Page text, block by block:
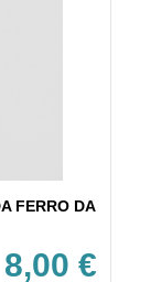
FERRO DA
8,00 €